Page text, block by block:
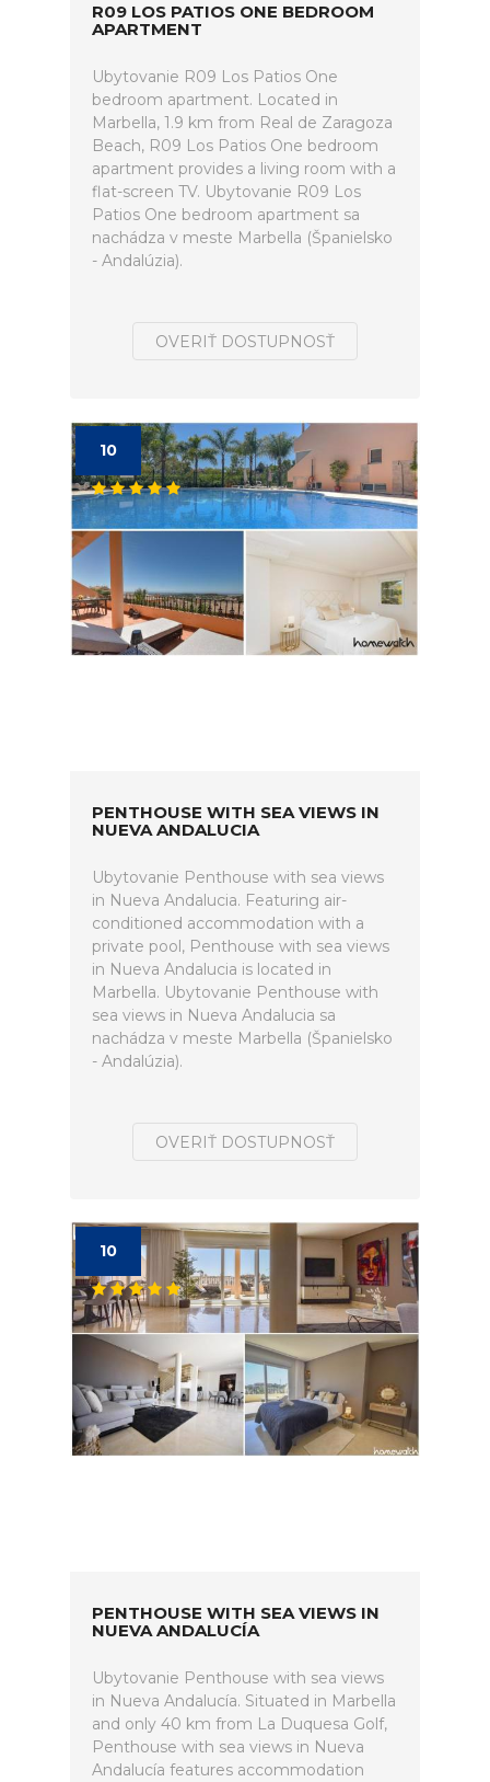
R09 LOS PATIOS ONE BEDROOM
APARTMENT
Ubytovanie R09 Los Patios One
bedroom apartment. Located in
Marbella, 1.9 km from Real de Zaragoza
Beach, R09 Los Patios One bedroom
apartment provides a living room with a
flat-screen TV. Ubytovanie R09 Los
Patios One bedroom apartment sa
nachádza v meste Marbella (Španielsko
- Andalúzia).
OVERIŤ DOSTUPNOSŤ
10
PENTHOUSE WITH SEA VIEWS IN
NUEVA ANDALUCIA
Ubytovanie Penthouse with sea views
in Nueva Andalucia. Featuring air-
conditioned accommodation with a
private pool, Penthouse with sea views
in Nueva Andalucia is located in
Marbella. Ubytovanie Penthouse with
sea views in Nueva Andalucia sa
nachádza v meste Marbella (Španielsko
- Andalúzia).
OVERIŤ DOSTUPNOSŤ
10
PENTHOUSE WITH SEA VIEWS IN
NUEVA ANDALUCÍA
Ubytovanie Penthouse with sea views
in Nueva Andalucía. Situated in Marbella
and only 40 km from La Duquesa Golf,
Penthouse with sea views in Nueva
Andalucía features accommodation